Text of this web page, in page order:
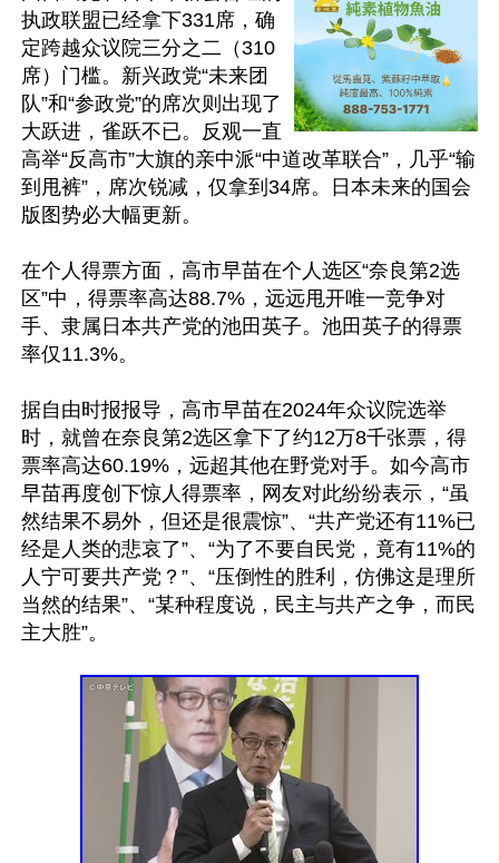
执政联盟已经拿下331席，确
定跨越众议院三分之二（310
席）门槛。新兴政党“未来团
队”和“参政党”的席次则出现了
大跃进，雀跃不已。反观一直
高举“反高市”大旗的亲中派“中道改革联合”，几乎“输
到甩裤”，席次锐减，仅拿到34席。日本未来的国会
版图势必大幅更新。
在个人得票方面，高市早苗在个人选区“奈良第2选
区”中，得票率高达88.7%，远远甩开唯一竞争对
手、隶属日本共产党的池田英子。池田英子的得票
率仅11.3%。
据自由时报报导，高市早苗在2024年众议院选举
时，就曾在奈良第2选区拿下了约12万8千张票，得
票率高达60.19%，远超其他在野党对手。如今高市
早苗再度创下惊人得票率，网友对此纷纷表示，“虽
然结果不易外，但还是很震惊”、“共产党还有11%已
经是人类的悲哀了”、“为了不要自民党，竟有11%的
人宁可要共产党？”、“压倒性的胜利，仿佛这是理所
当然的结果”、“某种程度说，民主与共产之争，而民
主大胜”。